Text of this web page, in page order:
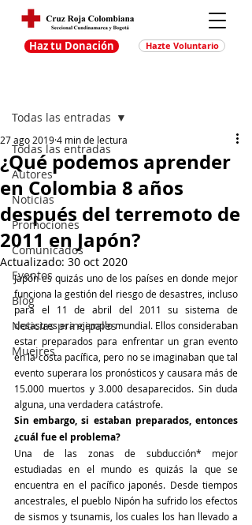
Haz tu Donación Hazte Voluntario
Todas las entradas
Autores
Noticias
Promociones
Comunicados
Eventos
Blog
Noticias principales
Muejres
Todas las entradas
¿Qué podemos aprender
en Colombia 8 años
después del terremoto de
2011 en Japón?
27 ago 20194 min de lectura
Actualizado: 30 oct 2020
Japón es quizás uno de los países en donde mejor
funciona la gestión del riesgo de desastres, incluso
para el 11 de abril del 2011 su sistema de
desastres era ejemplo mundial. Ellos consideraban
estar preparados para enfrentar un gran evento
en la costa pacífica, pero no se imaginaban que tal
evento superara los pronósticos y causara más de
15.000 muertos y 3.000 desaparecidos. Sin duda
alguna, una verdadera catástrofe.
Sin embargo, si estaban preparados, entonces
¿cuál fue el problema?
Una de las zonas de subducción* mejor
estudiadas en el mundo es quizás la que se
encuentra en el pacífico japonés. Desde tiempos
ancestrales, el pueblo Nipón ha sufrido los efectos
de sismos y tsunamis, los cuales los han llevado a